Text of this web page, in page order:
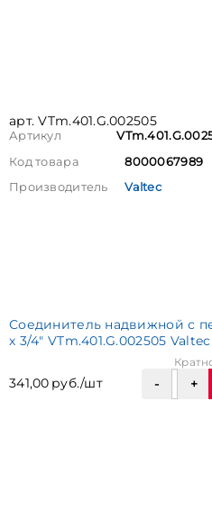
арт. VTm.401.G.002505
Артикул
Код товара
8000067989
Производитель
Valtec
Соединитель надвижной с
х 3/4" VTm.401.G.002505 Valtec
341,00 руб./шт